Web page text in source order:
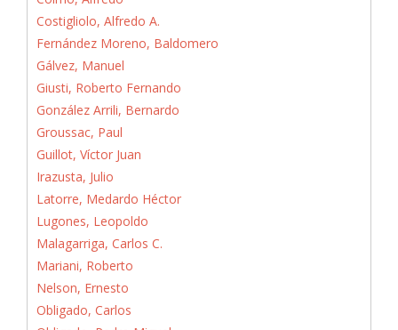
Costigliolo, Alfredo A.
Fernández Moreno, Baldomero
Gálvez, Manuel
Giusti, Roberto Fernando
González Arrili, Bernardo
Groussac, Paul
Guillot, Víctor Juan
Irazusta, Julio
Latorre, Medardo Héctor
Lugones, Leopoldo
Malagarriga, Carlos C.
Mariani, Roberto
Nelson, Ernesto
Obligado, Carlos